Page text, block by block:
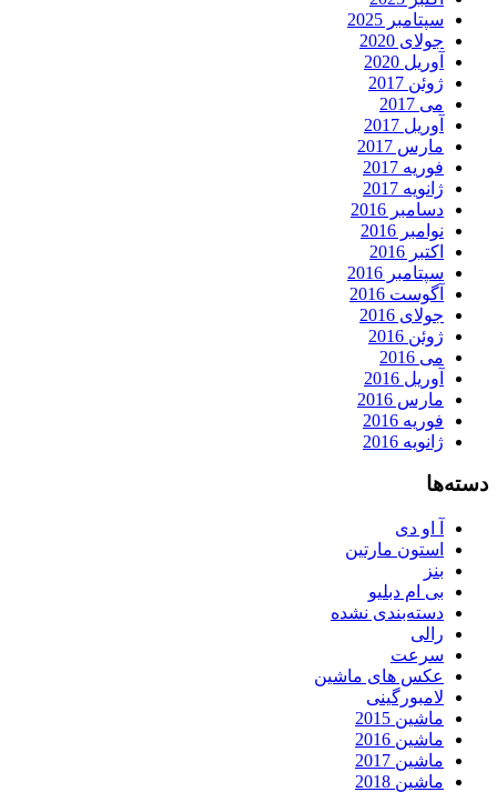
سپتامبر 2025
جولای 2020
آوریل 2020
ژوئن 2017
می 2017
آوریل 2017
مارس 2017
فوریه 2017
ژانویه 2017
دسامبر 2016
نوامبر 2016
اکتبر 2016
سپتامبر 2016
آگوست 2016
جولای 2016
ژوئن 2016
می 2016
آوریل 2016
مارس 2016
فوریه 2016
ژانویه 2016
دسته‌ها
آ او دی
استون مارتین
بنز
بی ام دبلیو
دسته‌بندی نشده
رالی
سرعت
عکس های ماشین
لامبورگینی
ماشین 2015
ماشین 2016
ماشین 2017
ماشین 2018